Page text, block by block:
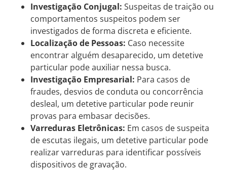
Investigação Conjugal: Suspeitas de traição ou
comportamentos suspeitos podem ser
investigados de forma discreta e eficiente.
Localização de Pessoas: Caso necessite
encontrar alguém desaparecido, um detetive
particular pode auxiliar nessa busca.
Investigação Empresarial: Para casos de
fraudes, desvios de conduta ou concorrência
desleal, um detetive particular pode reunir
provas para embasar decisões.
Varreduras Eletrônicas: Em casos de suspeita
de escutas ilegais, um detetive particular pode
realizar varreduras para identificar possíveis
dispositivos de gravação.